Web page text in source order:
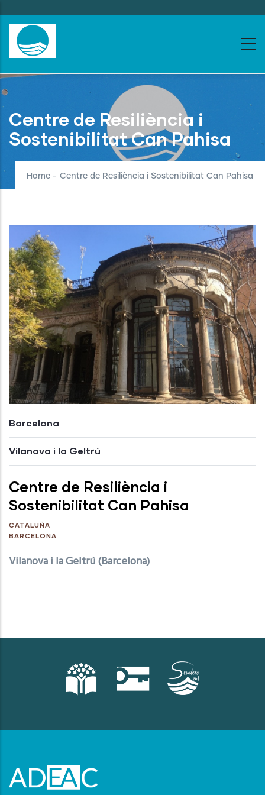
to
main
content
Centre de Resiliència i
Sostenibilitat Can Pahisa
Home - Centre de Resiliència i Sostenibilitat Can Pahisa
Barcelona
Vilanova i la Geltrú
Centre de Resiliència i
Sostenibilitat Can Pahisa
CATALUÑA
BARCELONA
Vilanova i la Geltrú (Barcelona)